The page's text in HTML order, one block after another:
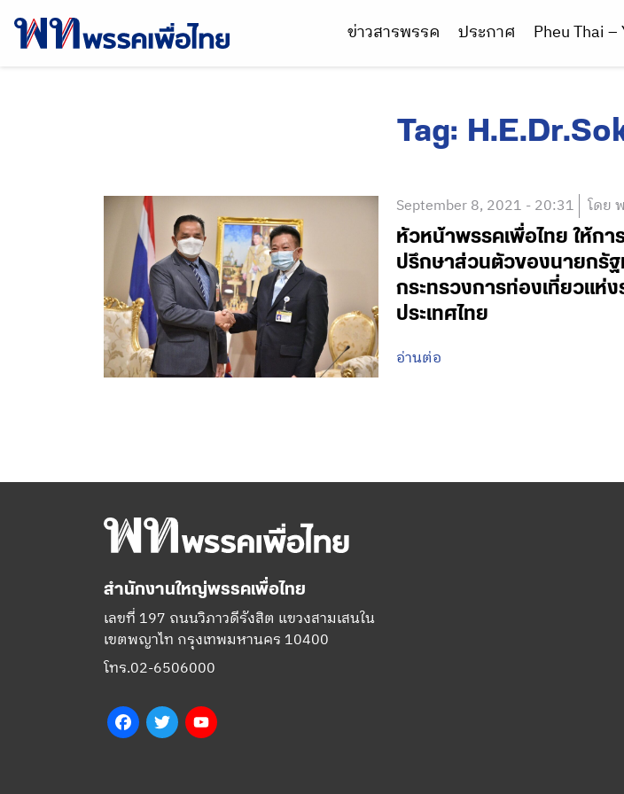
ข่าวสารพรรค ประกาศ Pheu Thai –
Tag:
September 8, 2021 - 20:31 โดย
หัวหน้าพรรคเพื่อไทย ให้กา
ปรึกษาส่วนตัวของนายกรั
กระทรวงการท่องเที่ยวแห่
ประเทศไทย
อ่านต่อ
สำนักงานใหญ่พรรคเพื่อไทย
เลขที่ 197 ถนนวิภาวดีรังสิต แขวงสามเสนใน
เขตพญาไท กรุงเทพมหานคร 10400
โทร.02-6506000
FacebookTwitter